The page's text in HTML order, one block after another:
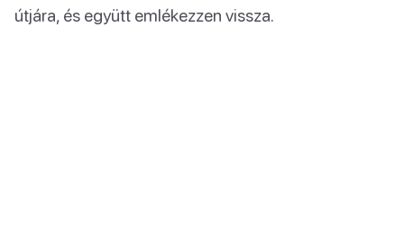
útjára, és együtt emlékezzen vissza.